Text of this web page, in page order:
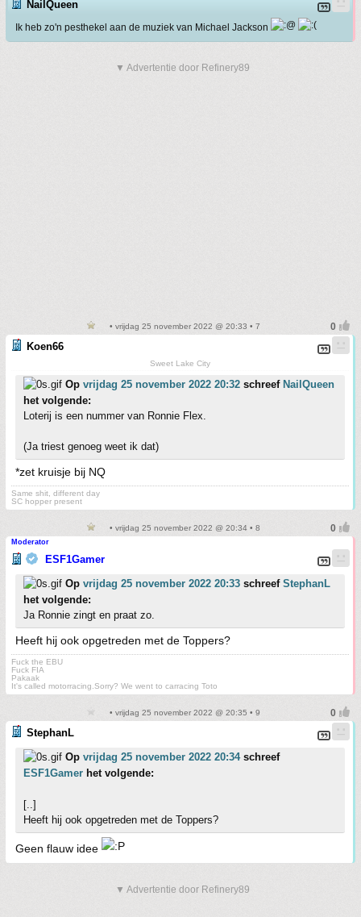
NailQueen
Ik heb zo'n pesthekel aan de muziek van Michael Jackson
▼ Advertentie door Refinery89
• vrijdag 25 november 2022 @ 20:33 • 7
Koen66
Sweet Lake City
Op vrijdag 25 november 2022 20:32 schreef NailQueen
het volgende:
Loterij is een nummer van Ronnie Flex.
(Ja triest genoeg weet ik dat)
*zet kruisje bij NQ
Same shit, different day
SC hopper present
• vrijdag 25 november 2022 @ 20:34 • 8
Moderator
ESF1Gamer
Op vrijdag 25 november 2022 20:33 schreef StephanL
het volgende:
Ja Ronnie zingt en praat zo.
Heeft hij ook opgetreden met de Toppers?
Fuck the EBU
Fuck FIA
Pakaak
It's called motorracing.Sorry? We went to carracing Toto
• vrijdag 25 november 2022 @ 20:35 • 9
StephanL
Op vrijdag 25 november 2022 20:34schreef
ESF1Gamer het volgende:
[..]
Heeft hij ook opgetreden met de Toppers?
Geen flauw idee
▼ Advertentie door Refinery89